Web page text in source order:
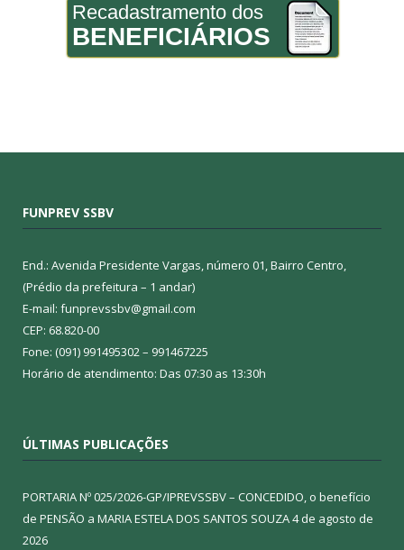
Recadastramento dos
BENEFICIÁRIOS
FUNPREV SSBV
End.: Avenida Presidente Vargas, número 01, Bairro Centro,
(Prédio da prefeitura – 1 andar)
E-mail: funprevssbv@gmail.com
CEP: 68.820-00
Fone: (091) 991495302 – 991467225
Horário de atendimento: Das 07:30 as 13:30h
ÚLTIMAS PUBLICAÇÕES
PORTARIA Nº 025/2026-GP/IPREVSSBV – CONCEDIDO, o benefício
de PENSÃO a MARIA ESTELA DOS SANTOS SOUZA4 de agosto de
2026